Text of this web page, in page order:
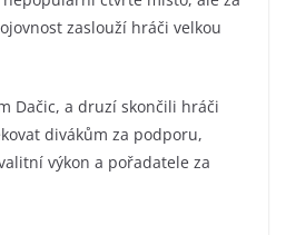
zaslouží hráči velkou
Dačic, a druzí skončili hráči
divákům za podporu,
výkon a pořadatele za